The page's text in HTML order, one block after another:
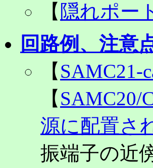
【 隠れポー
回路例、注意
【 SAMC21-
【 SAMC20/
源に配置さ
振端子の近